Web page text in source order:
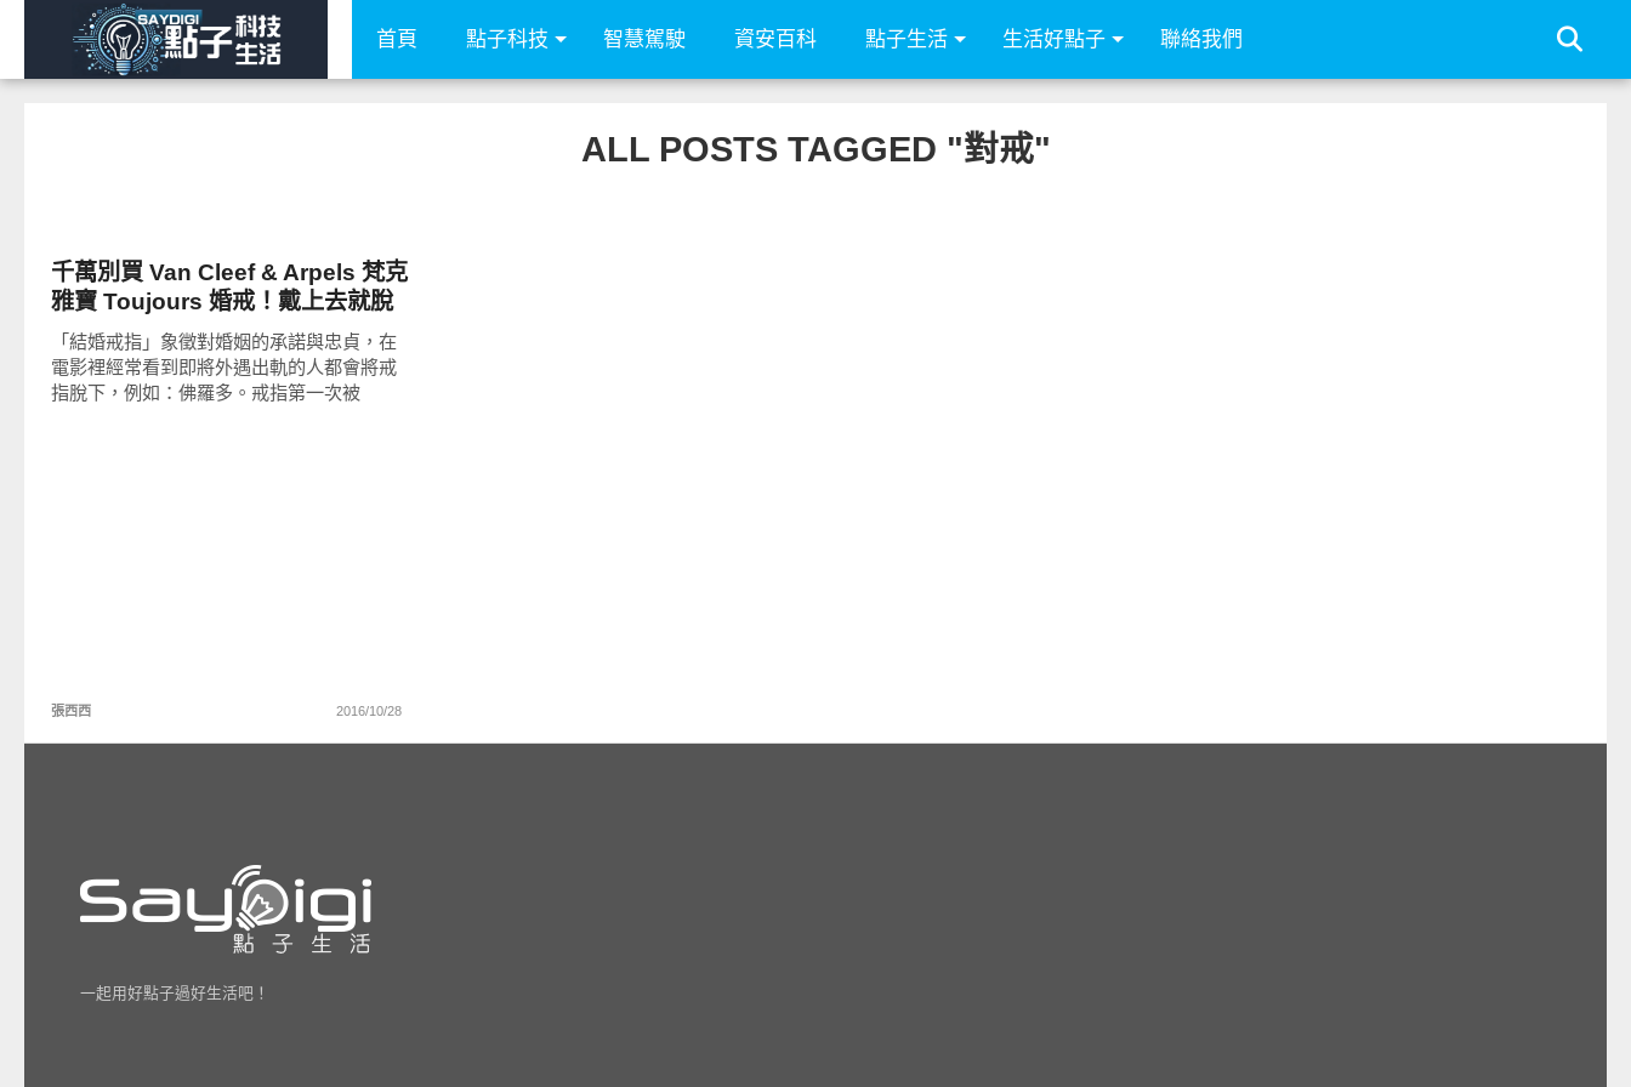
首頁 點子科技 智慧駕駛 資安百科 點子生活 生活好點子 聯絡我們
ALL POSTS TAGGED "對戒"
千萬別買 Van Cleef & Arpels 梵克
雅寶 Toujours 婚戒！戴上去就脫
不下來了
「結婚戒指」象徵對婚姻的承諾與忠貞，在
電影裡經常看到即將外遇出軌的人都會將戒
指脫下，例如：佛羅多。戒指第一次被
張西西 2016/10/28
一起用好點子過好生活吧！